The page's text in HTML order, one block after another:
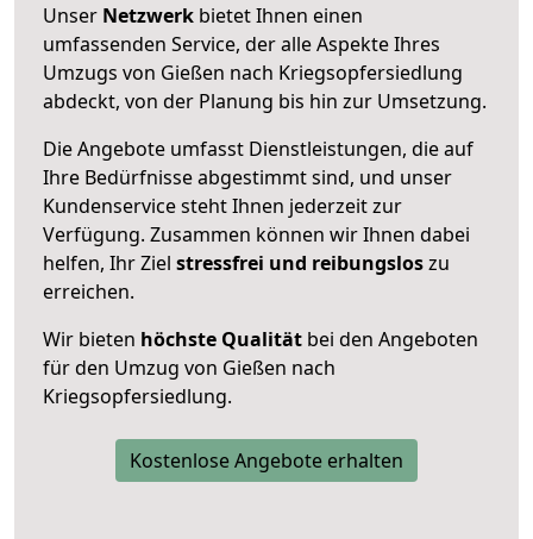
Unser Netzwerk bietet Ihnen einen
umfassenden Service, der alle Aspekte Ihres
Umzugs von Gießen nach Kriegsopfersiedlung
abdeckt, von der Planung bis hin zur Umsetzung.
Die Angebote umfasst Dienstleistungen, die auf
Ihre Bedürfnisse abgestimmt sind, und unser
Kundenservice steht Ihnen jederzeit zur
Verfügung. Zusammen können wir Ihnen dabei
helfen, Ihr Ziel stressfrei und reibungsloszu
erreichen.
Wir bieten höchste Qualität bei den Angeboten
für den Umzug von Gießen nach
Kriegsopfersiedlung.
Kostenlose Angebote erhalten